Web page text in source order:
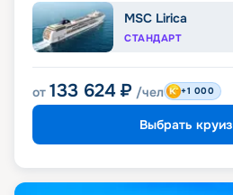
MSC Lirica
СТАНДАРТ
от 133 624 ₽ /чел +1 000
Выбрать круиз